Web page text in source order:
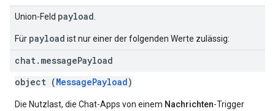
Union-Feld payload
Für payload ist nur einer der folgenden Werte zulässig:
chat. messagePayload
object (MessagePayload)
Die Nutzlast, die Chat-Apps von einem Nachrichten-Trigger